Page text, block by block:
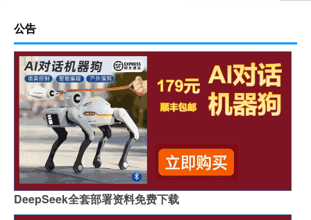
公告
DeepSeek全套部署资料免费下载